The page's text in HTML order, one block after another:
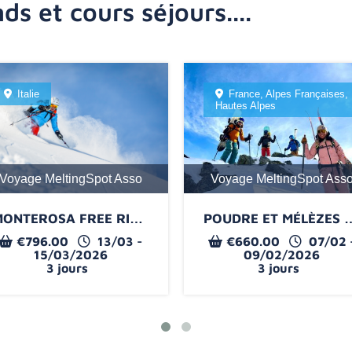
et cours séjours....
Italie
MeltingSpot Asso
MONTEROSA FREE RIDE PARADISE – GRESSONEY-ALAGNA-CHAMPOLUC
€796.00
13/03 -
15/03/2026
3 jours
France,Alpes Françaises,
Hautes Alpes
Voyage MeltingSpot
POUDRE ET
€660.00
07/02
09/02/2026
3 jours